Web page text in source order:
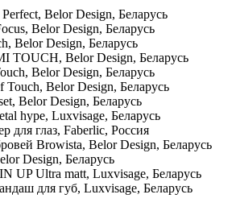
Belor Design, Беларусь
Belor Design, Беларусь
Belor Design, Беларусь
TOUCH, Belor Design, Беларусь
Belor Design, Беларусь
Touch, Belor Design, Беларусь
Belor Design, Беларусь
hype, Luxvisage, Беларусь
для глаз, Faberlic, Россия
Browista, Belor Design, Беларусь
Design, Беларусь
UP Ultra matt, Luxvisage, Беларусь
для губ, Luxvisage, Беларусь